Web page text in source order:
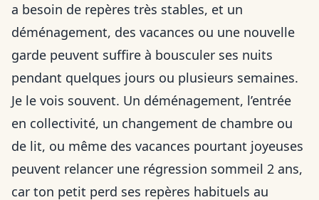
a besoin de repères très stables, et un
déménagement, des vacances ou une nouvelle
garde peuvent suffire à bousculer ses nuits
pendant quelques jours ou plusieurs semaines.
Je le vois souvent. Un déménagement, l’entrée
en collectivité, un changement de chambre ou
de lit, ou même des vacances pourtant joyeuses
peuvent relancer une régression sommeil 2 ans,
car ton petit perd ses repères habituels au